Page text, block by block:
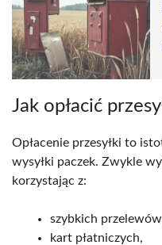
Jak opłacić
Opłacenie przesyłki to
wysyłki paczek. Zwykle
korzystając z:
szybkich
kart płatniczych,